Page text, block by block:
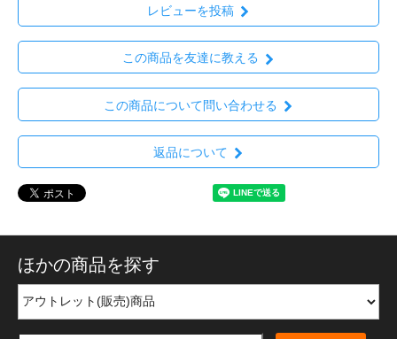
レビューを投稿
この商品を友達に教える
この商品について問い合わせる
返品について
ほかの商品を探す